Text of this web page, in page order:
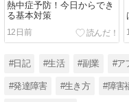
熱中症予防！今日からでき
る基本対策
12日前
#日記 #生活 #副業 #ア
#発達障害 #生き方 #障害